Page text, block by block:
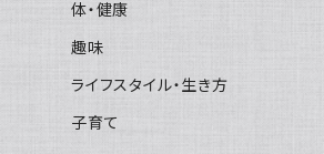
体・健康
趣味
ライフスタイル・生き方
子育て